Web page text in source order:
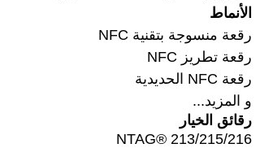
الأنماط
رقعة منسوجة بتقنية NFC
رقعة تطريز NFC
رقعة NFC الحديدية
و المزيد...
رقائق الخيار
NTAG® 213/215/216